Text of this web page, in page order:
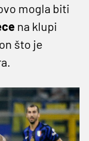
mogla biti
na klupi
što je